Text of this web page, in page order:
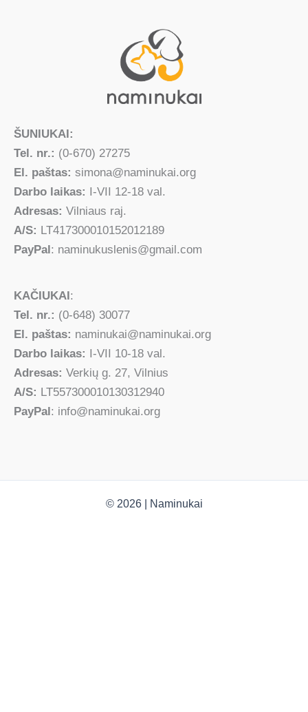
ŠUNIUKAI:
Tel. nr.: (0-670) 27275
El. paštas: simona@naminukai.org
Darbo laikas: I-VII 12-18 val.
Adresas: Vilniaus raj.
A/S: LT417300010152012189
PayPal: naminukuslenis@gmail.com
KAČIUKAI :
Tel. nr.: (0-648) 30077
El. paštas: naminukai@naminukai.org
Darbo laikas:
I-VII 10-18 val.
Adresas: Verkių g. 27, Vilnius
A/S: LT557300010130312940
PayPal : info@naminukai.org
© 2026 | Naminukai